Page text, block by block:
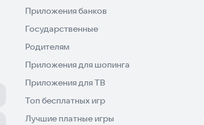
Приложения банков
Государственные
Родителям
Приложения для шопинга
Приложения для ТВ
Топ бесплатных игр
Лучшие платные игры